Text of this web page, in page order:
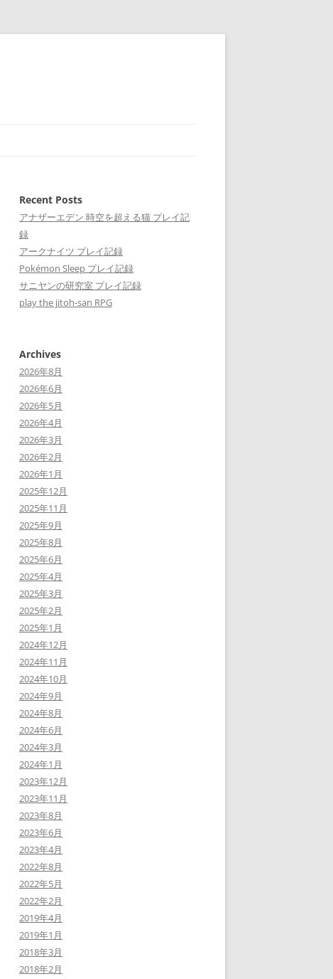
Recent Posts
アナザーエデン 時空を超える猫 プレイ記
録
アークナイツ プレイ記録
Pokémon Sleep プレイ記録
サニヤンの研究室 プレイ記録
play the jitoh-san RPG
Archives
2026年8月
2026年6月
2026年5月
2026年4月
2026年3月
2026年2月
2026年1月
2025年12月
2025年11月
2025年9月
2025年8月
2025年6月
2025年4月
2025年3月
2025年2月
2025年1月
2024年12月
2024年11月
2024年10月
2024年9月
2024年8月
2024年6月
2024年3月
2024年1月
2023年12月
2023年11月
2023年8月
2023年6月
2023年4月
2022年8月
2022年5月
2022年2月
2019年4月
2019年1月
2018年3月
2018年2月